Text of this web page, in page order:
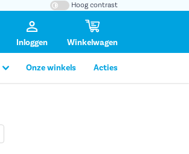
Hoog contrast
Inloggen Winkelwagen
Onze winkels Acties